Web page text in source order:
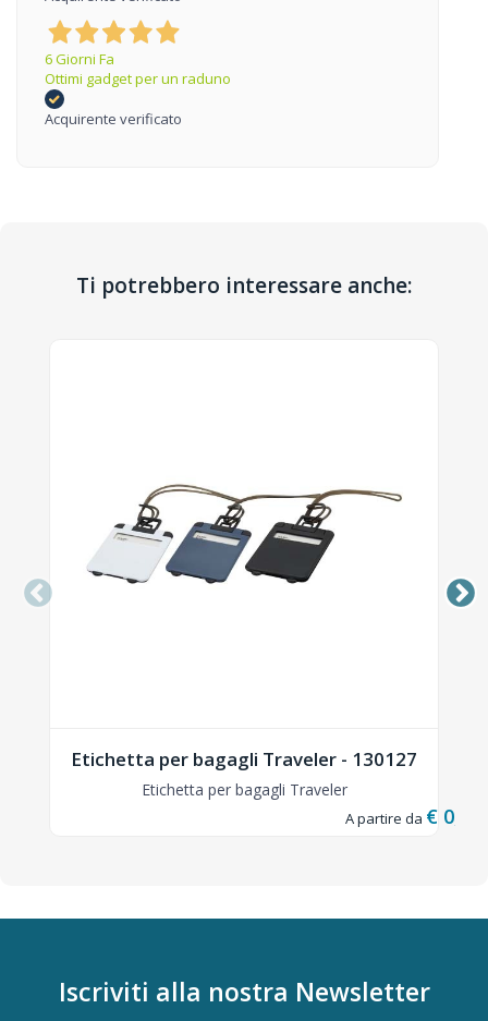
6 Giorni Fa
Ottimi gadget per un raduno
Acquirente verificato
Ti potrebbero interessare anche:
Etichetta per bagagli Traveler - 130127
Etichetta per bagagli Traveler
€ 0,17
Iscriviti alla nostra Newsletter